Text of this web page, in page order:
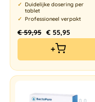
Duidelijke dosering per
tablet
Professioneel verpakt
€59,95 € 55,95
+